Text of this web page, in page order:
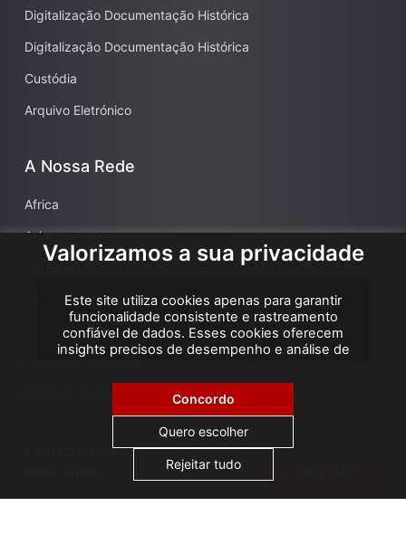
Digitalização Documentação Histórica
Digitalização Documentação Histórica
Custódia
Arquivo Eletrónico
A Nossa Rede
Africa
Asia
Europa
França
Territórios Francese
Publicaçôes
Valorizamos a sua privacidade
Este site utiliza cookies apenas para garantir
funcionalidade consistente e rastreamento
confiável de dados. Esses cookies oferecem
insights precisos de desempenho e análise de
experiência. Não utilizamos cookies para
publicidade ou remarketing, e nenhum dado
pessoal é vendido ou compartilhado com
terceiros. Ao clicar em "Aceitar todos", você
consente com o uso de cookies.
Concordo
Quero escolher
Rejeitar tudo